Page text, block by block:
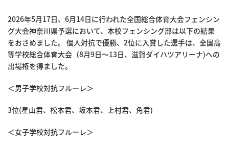
2026年5月17日、6月14日に行われた全国総合体育大会フェンシン
グ大会神奈川県予選において、本校フェンシング部は以下の結果
をおさめました。 個人対抗で優勝、2位に入賞した選手は、全国高
等学校総合体育大会（8月9日〜13日、滋賀ダイハツアリーナ)への
出場権を得ました。
＜男子学校対抗フルーレ＞
3位(星山君、松本君、坂本君、上村君、角君)
＜女子学校対抗フルーレ＞